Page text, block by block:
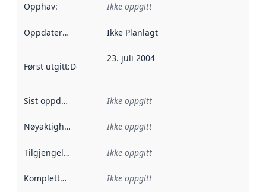
Opphav: Ikke oppgitt
Oppdateringsfrekvens :
Ikke Planlagt
Først utgitt:Denne datoen sier når dataene i dette
23. juli 2004
Sist oppdatert Ikke oppgitt
Nøyaktighet Ikke oppgitt
Tilgjengelighet Ikke oppgitt
Kompletthet Ikke oppgitt